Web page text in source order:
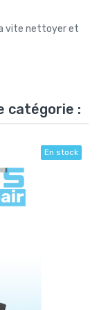
vite nettoyer et
catégorie :
En stock